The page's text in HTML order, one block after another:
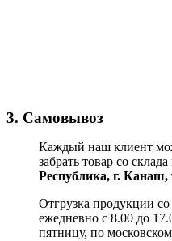
3. Самовывоз
Каждый наш клиент
забрать товар со
Республика, г. Канаш,
Отгрузка продукции со
ежедневно с 8.00 до
пятницу, по